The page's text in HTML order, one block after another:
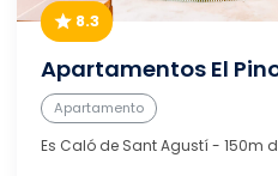
8.3
Apartamentos El
Apartamento
Es Caló de Sant Agustí- 150m